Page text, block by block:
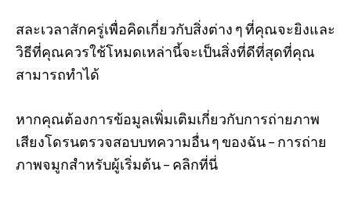
สละเวลาสักครู่เพื่อคิดเกี่ยวกับสิ่งต่าง ๆ ที่คุณจะยิงและ
วิธีที่คุณควรใช้โหมดเหล่านี้จะเป็นสิ่งที่ดีที่สุดที่คุณ
สามารถทำได้
หากคุณต้องการข้อมูลเพิ่มเติมเกี่ยวกับการถ่ายภาพ
เสียงโดรนตรวจสอบบทความอื่น ๆ ของฉัน – การถ่าย
ภาพจมูกสำหรับผู้เริ่มต้น – คลิกที่นี่